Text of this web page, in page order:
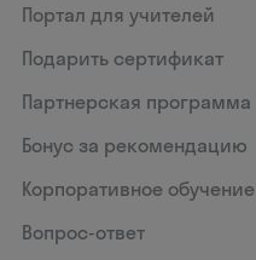
Портал для учителей
Подарить сертификат
Партнерская программа
Бонус за рекомендацию
Корпоративное обучение
Вопрос-ответ